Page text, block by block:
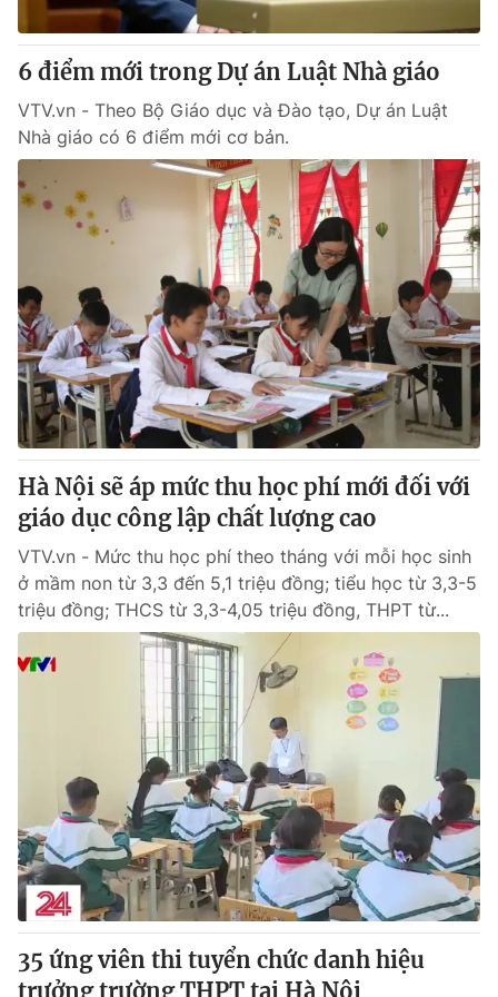
® Cấm sao chép dưới mọi hình thức nếu không có sự chấp
thuận bằng văn bản. Ghi rõ nguồn VTV.vn khi phát hành lại
thông tin từ website này.
6 điểm mới trong Dự án Luật Nhà giáo
VTV.vn - Theo Bộ Giáo dục và Đào tạo, Dự án Luật
Nhà giáo có 6 điểm mới cơ bản.
Hà Nội sẽ áp mức thu học phí mới đối với
giáo dục công lập chất lượng cao
VTV.vn - Mức thu học phí theo tháng với mỗi học sinh
ở mầm non từ 3,3 đến 5,1 triệu đồng; tiểu học từ 3,3-5
triệu đồng; THCS từ 3,3-4,05 triệu đồng, THPT từ...
35 ứng viên thi tuyển chức danh hiệu
trưởng trường THPT tại Hà Nội